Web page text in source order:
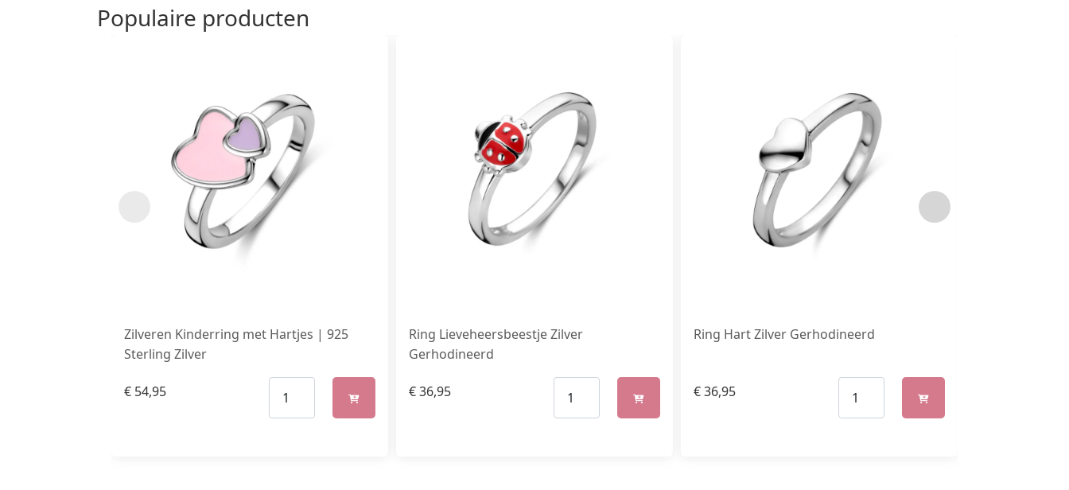
Populaire producten
Zilveren Kinderring met Hartjes | 925
Sterling Zilver
€ 54,95
Ring Lieveheersbeestje Zilver
Gerhodineerd
€36,95
Ring Hart Zilver Gerhodineerd
€36,95